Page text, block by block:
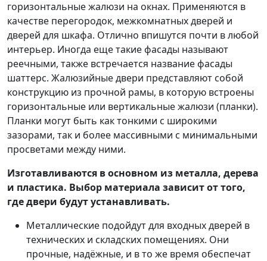
горизонтальные жалюзи на окнах. Применяются в
качестве перегородок, межкомнатных дверей и
дверей для шкафа. Отлично впишутся почти в любой
интерьер. Иногда еще такие фасады называют
реечными, также встречается название фасады
шаттерс. Жалюзийные двери представляют собой
конструкцию из прочной рамы, в которую встроены
горизонтальные или вертикальные жалюзи (планки).
Планки могут быть как тонкими с широкими
зазорами, так и более массивными с минимальными
просветами между ними.
Изготавливаются в основном из металла, дерева
и пластика. Выбор материала зависит от того,
где двери будут устанавливать.
Металлические подойдут для входных дверей в
технических и складских помещениях. Они
прочные, надёжные, и в то же время обеспечат